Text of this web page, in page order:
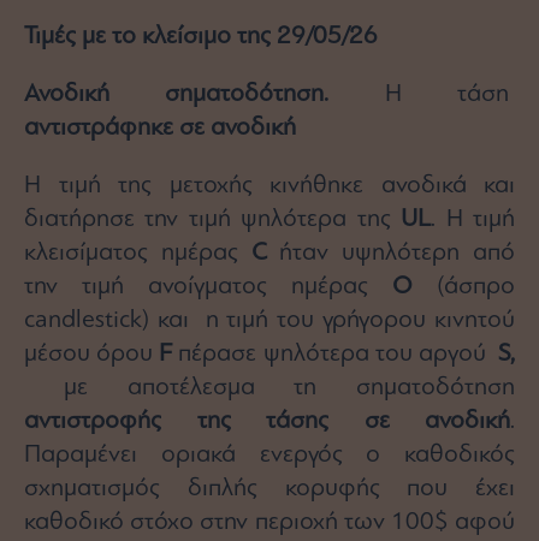
Τιμές με το κλείσιμο της 29/05/26
Ανοδική σηματοδότηση. Η τάση
αντιστράφηκε σε ανοδική
Η τιμή της μετοχής κινήθηκε ανοδικά και
διατήρησε την τιμή ψηλότερα της UL. Η τιμή
κλεισίματος ημέρας Cήταν υψηλότερη από
την τιμή ανοίγματος ημέρας Ο (άσπρο
candlestick) και η τιμή του γρήγορου κινητού
μέσου όρου F πέρασε ψηλότερα του αργού S,
με αποτέλεσμα τη σηματοδότηση
αντιστροφής της τάσης σε ανοδική.
Παραμένει οριακά ενεργός ο καθοδικός
σχηματισμός διπλής κορυφής που έχει
καθοδικό στόχο στην περιοχή των 100$ αφού